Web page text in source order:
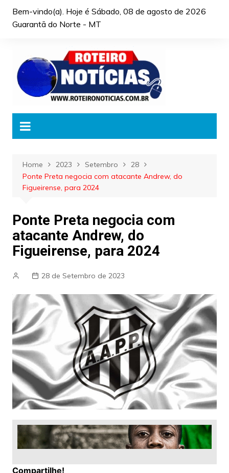
Bem-vindo(a). Hoje é Sábado, 08 de agosto de 2026
Guarantã do Norte - MT
Home 2023 Setembro
28
Ponte Preta negocia com atacante Andrew, do
Figueirense, para 2024
Ponte Preta negocia com
atacante Andrew, do
Figueirense, para 2024
28 de Setembro de 2023
Compartilhe!